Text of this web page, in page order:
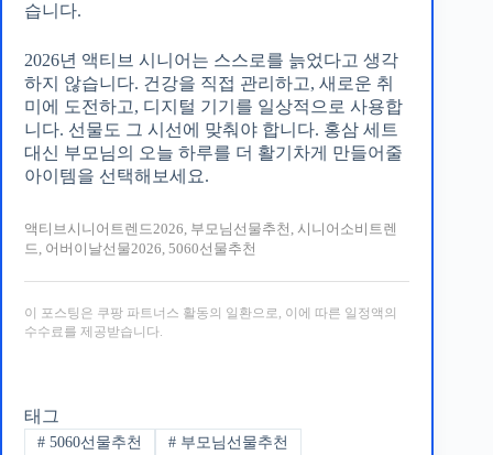
습니다.
2026년 액티브 시니어는 스스로를 늙었다고 생각
하지 않습니다. 건강을 직접 관리하고, 새로운 취
미에 도전하고, 디지털 기기를 일상적으로 사용합
니다. 선물도 그 시선에 맞춰야 합니다. 홍삼 세트
대신 부모님의 오늘 하루를 더 활기차게 만들어줄
아이템을 선택해보세요.
액티브시니어트렌드2026, 부모님선물추천, 시니어소비트렌
드, 어버이날선물2026, 5060선물추천
이 포스팅은 쿠팡 파트너스 활동의 일환으로, 이에 따른 일정액의
수수료를 제공받습니다.
태그
#5060선물추천 #부모님선물추천